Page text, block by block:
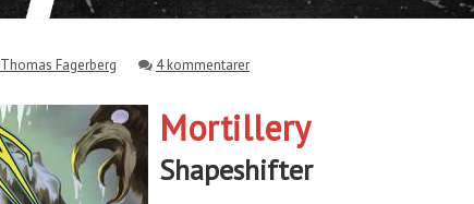
Thomas Fagerberg 4 kommentarer
Mortillery
Shapeshifter